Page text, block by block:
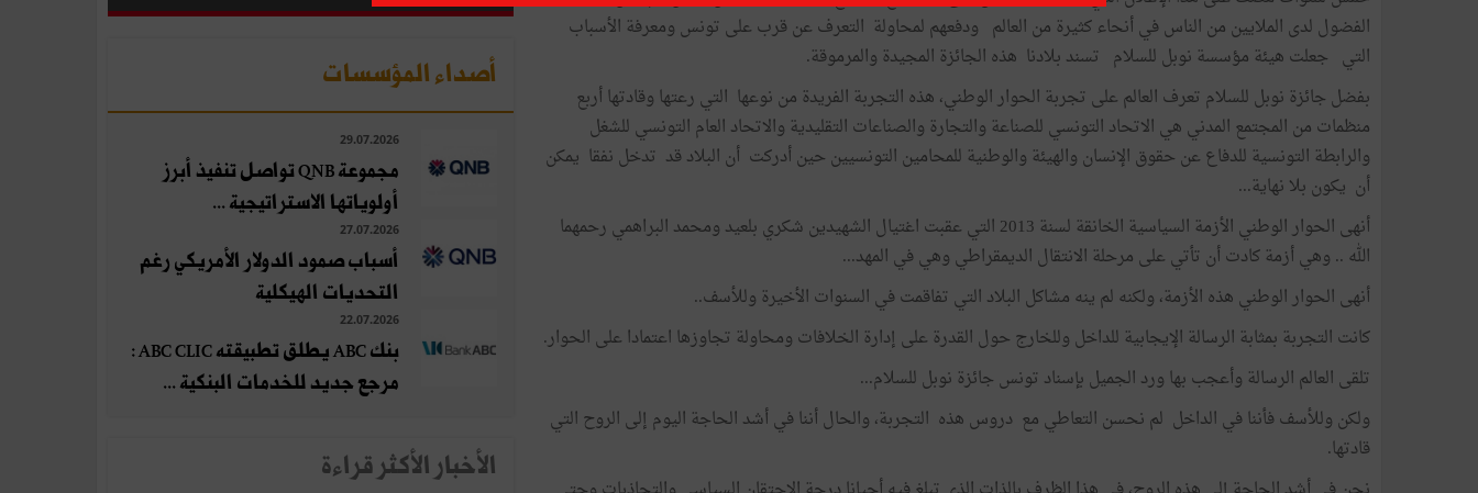
الفضول لدى الملايين من الناس في أنحاء كثيرة من العالم ودفعهم لمحاولة التعرف عن قرب على تونس ومعرفة الأسباب
التي جعلت هيئة مؤسسة نوبل للسلام تسند بلادنا هذه الجائزة المجيدة والمرموقة.
بفضل جائزة نوبل للسلام تعرف العالم على تجربة الحوار الوطني، هذه التجربة الفريدة من نوعها التي رعتها وقادتها أربع
منظمات من المجتمع المدني هي الاتحاد التونسي للصناعة والتجارة والصناعات التقليدية والاتحاد العام التونسي للشغل
والرابطة التونسية للدفاع عن حقوق الإنسان والهيئة والوطنية للمحامين التونسيين حين أدركت أن البلاد قد تدخل نفقا يمكن
أن يكون بلا نهاية...
أنهى الحوار الوطني الأزمة السياسية الخانقة لسنة 2013 التي عقبت اغتيال الشهيدين شكري بلعيد ومحمد البراهمي رحمهما
الله .. وهي أزمة كادت أن تأتي على مرحلة الانتقال الديمقراطي وهي في المهد...
أنهى الحوار الوطني هذه الأزمة، ولكنه لم ينه مشاكل البلاد التي تفاقمت في السنوات الأخيرة وللأسف..
كانت التجربة بمثابة الرسالة الإيجابية للداخل وللخارج حول القدرة على إدارة الخلافات ومحاولة تجاوزها اعتمادا على الحوار.
تلقى العالم الرسالة وأعجب بها ورد الجميل بإسناد تونس جائزة نوبل للسلام...
ولكن وللأسف فأننا في الداخل لم نحسن التعاطي مع دروس هذه التجربة، والحال أننا في أشد الحاجة اليوم إلى الروح التي
قادتها.
أصداء المؤسسات
29.07.2026
مجموعة QNB تواصل تنفيذ أبرز
أولوياتها الاستراتيجية ...
27.07.2026
أسباب صمود الدولار الأمريكي رغم
التحديات الهيكلية
22.07.2026
بنك ABC يطلق تطبيقته ABC CLIC :
مرجع جديد للخدمات البنكية ...
الأخبار الأكثر قراءة